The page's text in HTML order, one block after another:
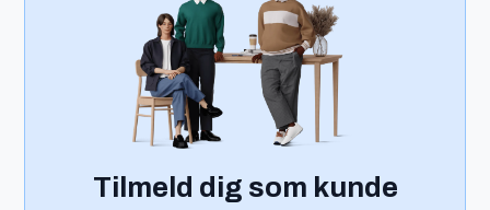
Tilmeld dig som kunde